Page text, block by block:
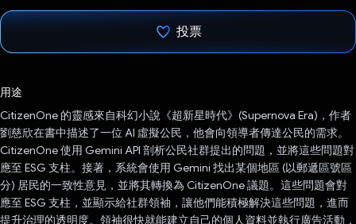
投票
用途
CitizenOne 的靈感來自科幻小說《超新星時代》(Supernova Era)，作者
劉慈欣在書中描述了一位 AI 虛擬公民，他會向領導者傳達公民的需求。
CitizenOne 使用 Gemini API 剖析公民社群提出的問題，並將這些問題對
應至 ESG 支柱。接著，系統會使用 Gemini 找出某個地區 (以郵遞區號區
分) 居民的一致性意見，並將其轉換為 CitizenOne 議題。這些問題會對
應至 ESG 支柱，並顯示給社群領袖，讓他們能積極解決這些問題，進而
提升治理的透明度。領袖很快就能建立自己的個人資料並執行廣告活動，